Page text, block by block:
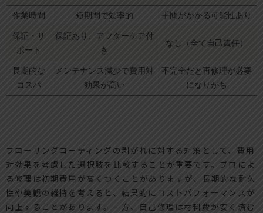
作業時間 短期間で効率的 手間がかかる可能性あり
保証・サ
ポート
保証あり、アフターケア付
き
なし（全て自己責任）
長期的な
コスパ
メンテナンス減少で費用対
効果が高い
不完全だと再修理が必要
になりがち
フローリングコーティングの剥がれに対する対策として、費用
対効果を考慮した選択肢を比較することが重要です。プロによ
る修理は初期費用が高くつくことがありますが、長期的な耐久
性や美観の維持を考えると、結果的にコストパフォーマンスが
向上することがあります。一方、自己修理は材料費が安く済む